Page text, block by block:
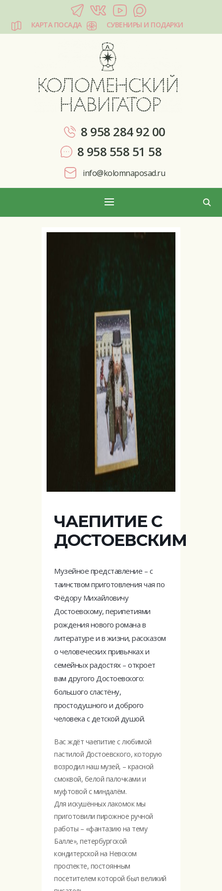
КАРТА ПОСАДА СУВЕНИРЫ И ПОДАРКИ
8 958 284 92 00
8 958 558 51 58
info@kolomnaposad.ru
ЧАЕПИТИЕ С
ДОСТОЕВСКИМ
Музейное представление – с
таинством приготовления чая по
Фёдору Михайловичу
Достоевскому, перипетиями
рождения нового романа в
литературе и в жизни, рассказом
о человеческих привычках и
семейных радостях – откроет
вам другого Достоевского:
большого сластёну,
простодушного и доброго
человека с детской душой.
Вас ждёт чаепитие с любимой
пастилой Достоевского, которую
возродил наш музей, – красной
смоквой, белой палочками и
муфтовой с миндалём.
Для искушённых лакомок мы
приготовили пирожное ручной
работы – «фантазию на тему
Балле», петербургской
кондитерской на Невском
проспекте, постоянным
посетителем которой был великий